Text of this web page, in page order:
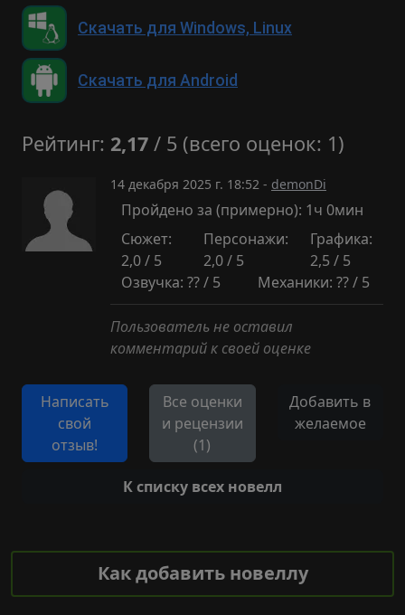
Скачать для Windows, Linux
Скачать для Android
Рейтинг: 2,17 / 5 (всего оценок: 1)
14 декабря 2025 г. 18:52 - demonDi
Пройдено за (примерно): 1ч 0мин
Сюжет:
2,0 / 5
Персонажи:
2,0 / 5
Графика:
2,5 / 5
Озвучка: ?? / 5
Механики: ?? / 5
Пользователь не оставил
комментарий к своей оценке
Написать
свой
отзыв!
Все оценки
и рецензии
(1)
Добавить в
желаемое
К списку всех новелл
Как добавить новеллу